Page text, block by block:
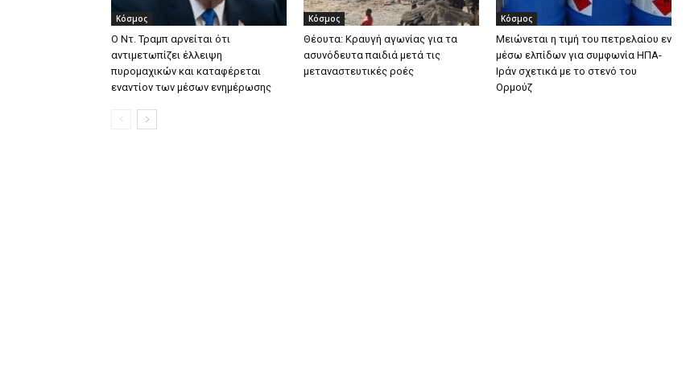
Κόσμος
Ο Ντ. Τραμπ αρνείται ότι
αντιμετωπίζει έλλειψη
πυρομαχικών και καταφέρεται
εναντίον των μέσων ενημέρωσης
Κόσμος
Θέουτα: Κραυγή αγωνίας για τα
ασυνόδευτα παιδιά μετά τις
μεταναστευτικές ροές
Κόσμος
Μειώνεται η τιμή του πετρελαίου εν
μέσω ελπίδων για συμφωνία ΗΠΑ-
Ιράν σχετικά με το στενό του
Ορμούζ